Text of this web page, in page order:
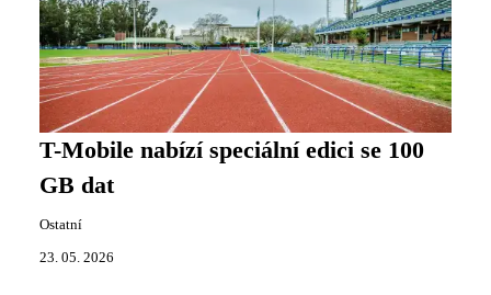
T-Mobile nabízí speciální edici se 100
GB dat
Ostatní
23. 05. 2026